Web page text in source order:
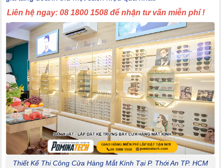
Liên hệ ngay: 08 1800 1508 để nhận tư vấn miễn phí !
Thiết Kế Thi Công Cửa Hàng Mắt Kính Tại P. Thới An TP. HCM